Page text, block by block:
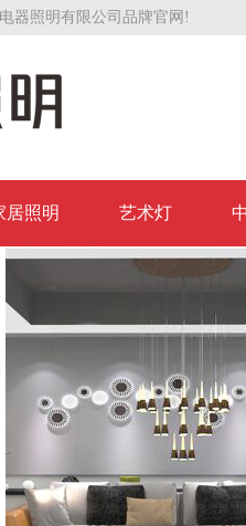
器照明有限公司品牌官网!
居照明 艺术灯